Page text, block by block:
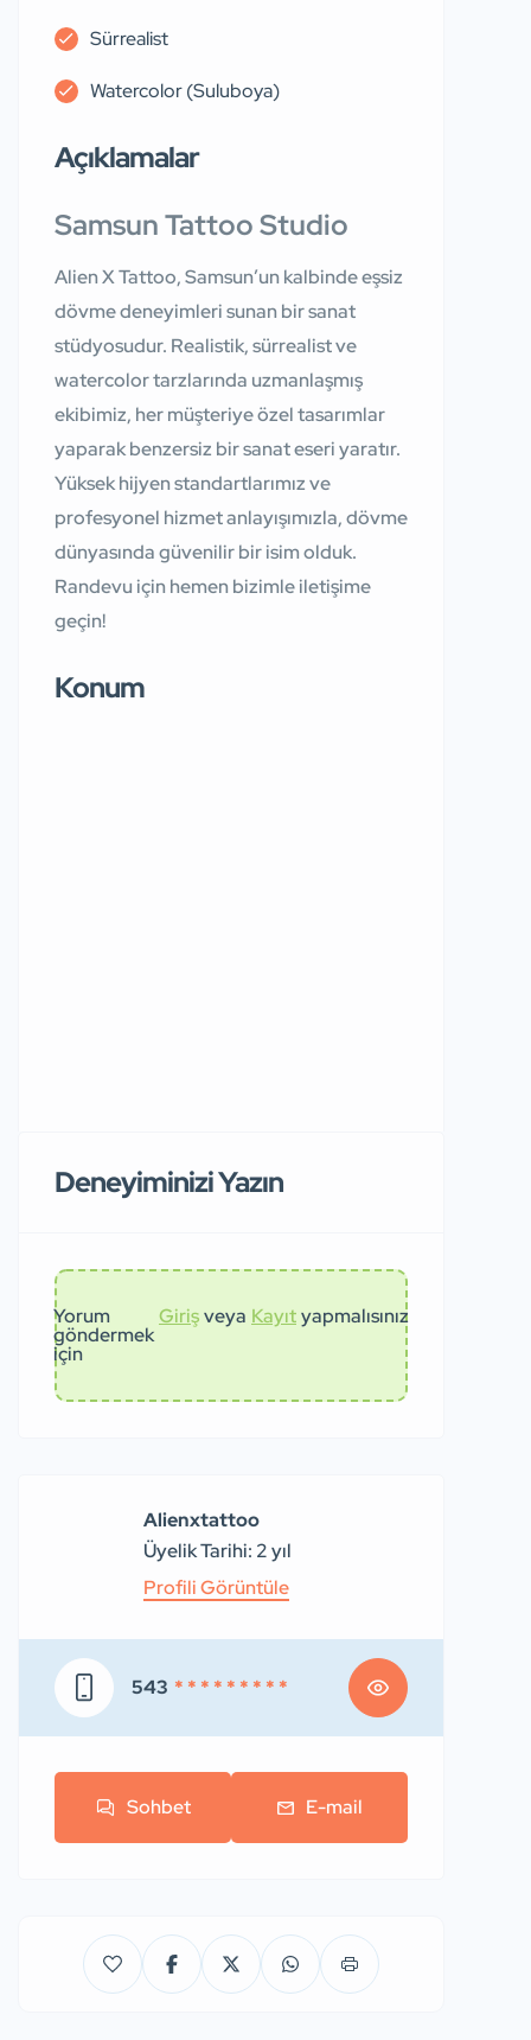
Sürrealist
Watercolor (Suluboya)
Açıklamalar
Samsun Tattoo Studio
Alien X Tattoo, Samsun’un kalbinde eşsiz
dövme deneyimleri sunan bir sanat
stüdyosudur. Realistik, sürrealist ve
watercolor tarzlarında uzmanlaşmış
ekibimiz, her müşteriye özel tasarımlar
yaparak benzersiz bir sanat eseri yaratır.
Yüksek hijyen standartlarımız ve
profesyonel hizmet anlayışımızla, dövme
dünyasında güvenilir bir isim olduk.
Randevu için hemen bizimle iletişime
geçin!
Konum
Deneyiminizi Yazın
Yorum
göndermek
için
Girişveya Kayıtyapmalısınız
Alienxtattoo
Üyelik Tarihi: 2 yıl
Profili Görüntüle
543 * * * * * * * * *
Sohbet E-mail